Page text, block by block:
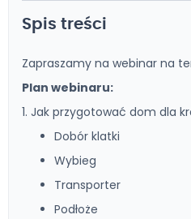
Spis treści
Zapraszamy na webinar na
Plan webinaru:
1. Jak przygotować dom dla
Dobór klatki
Wybieg
Transporter
Podłoże